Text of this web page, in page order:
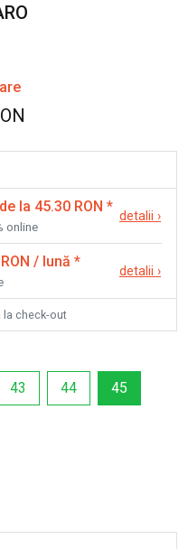
la 45.30 RON *
online
detalii ›
/ lună *
detalii ›
la check-out
43 44 45